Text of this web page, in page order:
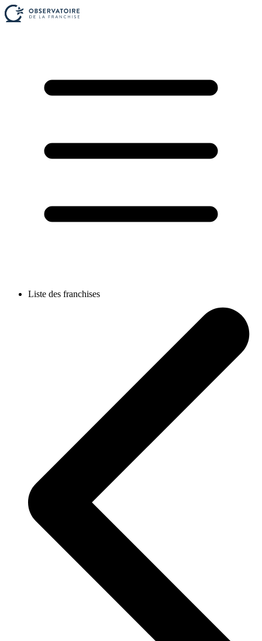
Liste des franchises